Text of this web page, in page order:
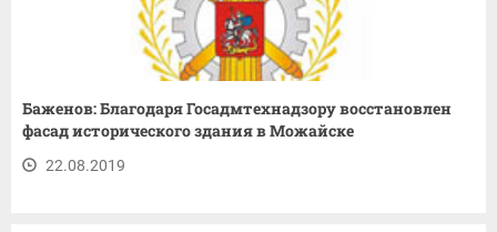
Баженов: Благодаря Госадмтехнадзору восстановлен
фасад исторического здания в Можайске
22.08.2019